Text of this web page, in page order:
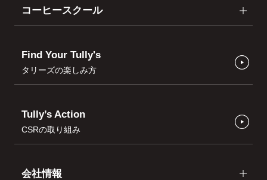
コーヒースクール
Find Your Tully's
タリーズの楽しみ方
Tully’s Action
CSRの取り組み
会社情報